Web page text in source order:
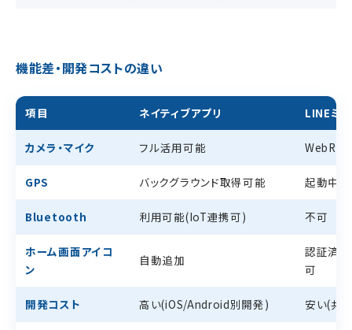
機能差・開発コストの違い
項目 ネイティブアプリ LINEミ
カメラ・マイク フル活用可能
GPS バックグラウンド取得可能 起動中
Bluetooth 利用可能(IoT連携可) 不可
ホーム画面アイコ
ン
自動追加
認証済み
可
開発コスト 高い(iOS/Android別開発) 安い(共